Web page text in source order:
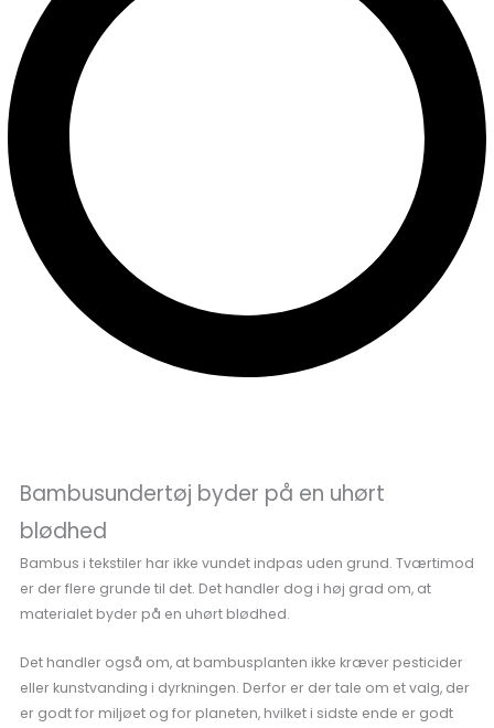
Bambusundertøj byder på en uhørt
blødhed
Bambus i tekstiler har ikke vundet indpas uden grund. Tværtimod
er der flere grunde til det. Det handler dog i høj grad om, at
materialet byder på en uhørt blødhed.
Det handler også om, at bambusplanten ikke kræver pesticider
eller kunstvanding i dyrkningen. Derfor er der tale om et valg, der
er godt for miljøet og for planeten, hvilket i sidste ende er godt